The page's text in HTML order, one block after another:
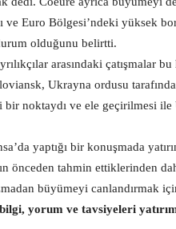
ve Euro Bölgesi’ndeki yüksek
olduğunu belirtti.
arasındaki çatışmalar
Ukrayna ordusu
bir noktaydı ve ele geçirilmesi
yaptığı bir konuşmada
önceden tahmin ettiklerinden
büyümeyi canlandırmak
yorum ve tavsiyeleri yatırım